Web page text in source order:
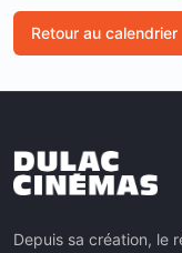
Retour au calendrier
Depuis sa création, le